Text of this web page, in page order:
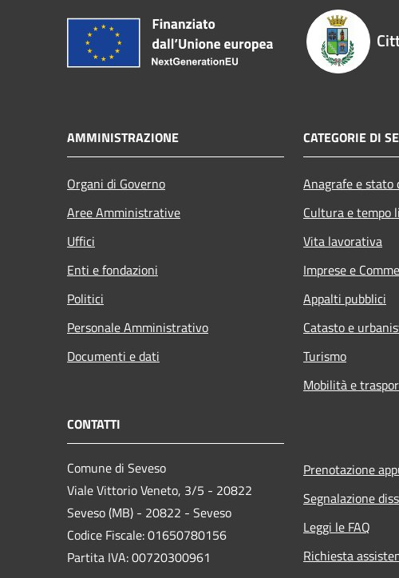
AMMINISTRAZIONE
Organi di Governo
Aree Amministrative
Uffici
Enti e fondazioni
Politici
Personale Amministrativo
Documenti e dati
CATEGORIE DI
Anagrafe e stato
Cultura e tempo
Vita lavorativa
Imprese e
Appalti pubblici
Catasto e
Turismo
Mobilità e
CONTATTI
Comune di Seveso
Viale Vittorio Veneto, 3/5 - 20822
Seveso (MB) - 20822 - Seveso
Codice Fiscale: 01650780156
Partita IVA: 00720300961
Prenotazione
Segnalazione
Leggi le FAQ
Richiesta